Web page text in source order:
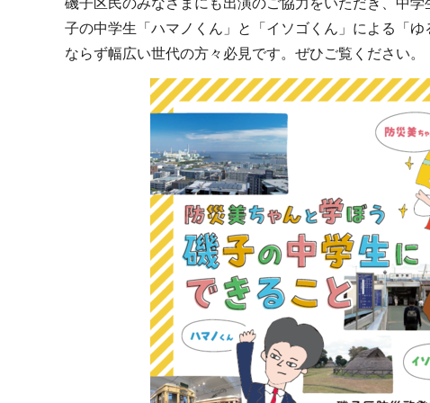
磯子区民のみなさまにも出演のご協力をいただき、中
子の中学生「ハマノくん」と「イソゴくん」による「
ならず幅広い世代の方々必見です。ぜひご覧ください。